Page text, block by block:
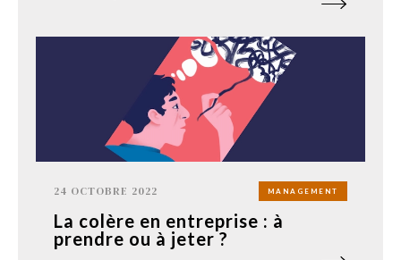
24 OCTOBRE 2022 MANAGEMENT
La colère en entreprise : à
prendre ou à jeter ?